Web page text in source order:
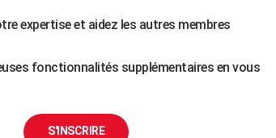
expertise et aidez les autres membres
fonctionnalités supplémentaires en vous
S'INSCRIRE